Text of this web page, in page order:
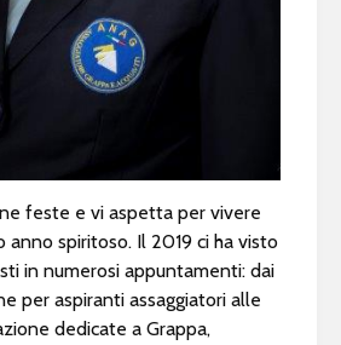
feste e vi aspetta per vivere
anno spiritoso. Il 2019 ci ha visto
in numerosi appuntamenti: dai
per aspiranti assaggiatori alle
dedicate a Grappa,